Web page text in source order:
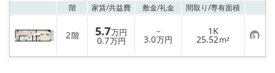
会社概要
メールでお問い合わせ
階 家賃/共益費 敷金/礼金 間取り/専有面積
2階 5.7万円
0.7万円
－
3.0万円
1K
25.52m² お
気
に